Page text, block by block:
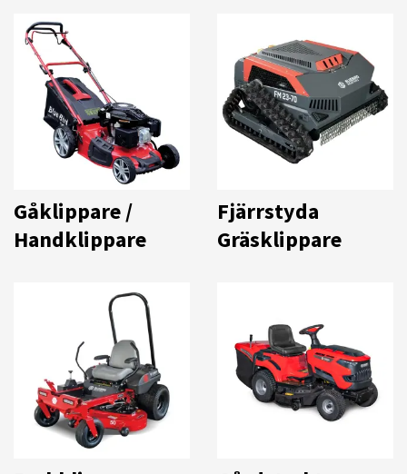
Gåklippare /
Handklippare
Fjärrstyda
Gräsklippare